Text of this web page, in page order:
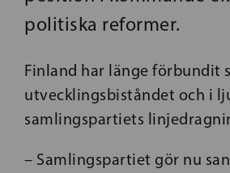
politiska reformer.
Finland har länge förbundit
utvecklingsbiståndet och i
samlingspartiets
– Samlingspartiet gör nu